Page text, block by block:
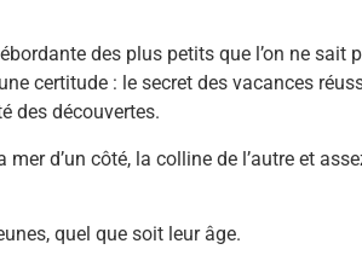
des plus petits que l’on ne sait
certitude : le secret des vacances
des découvertes.
d’un côté, la colline de l’autre et
quel que soit leur âge.